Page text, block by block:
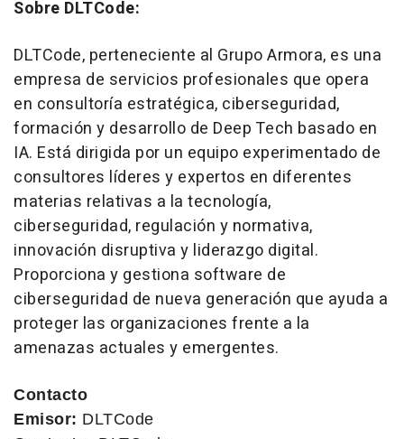
Sobre DLTCode:
DLTCode, perteneciente al Grupo Armora, es una
empresa de servicios profesionales que opera
en consultoría estratégica, ciberseguridad,
formación y desarrollo de Deep Tech basado en
IA. Está dirigida por un equipo experimentado de
consultores líderes y expertos en diferentes
materias relativas a la tecnología,
ciberseguridad, regulación y normativa,
innovación disruptiva y liderazgo digital.
Proporciona y gestiona software de
ciberseguridad de nueva generación que ayuda a
proteger las organizaciones frente a la
amenazas actuales y emergentes.
Contacto
Emisor: DLTCode